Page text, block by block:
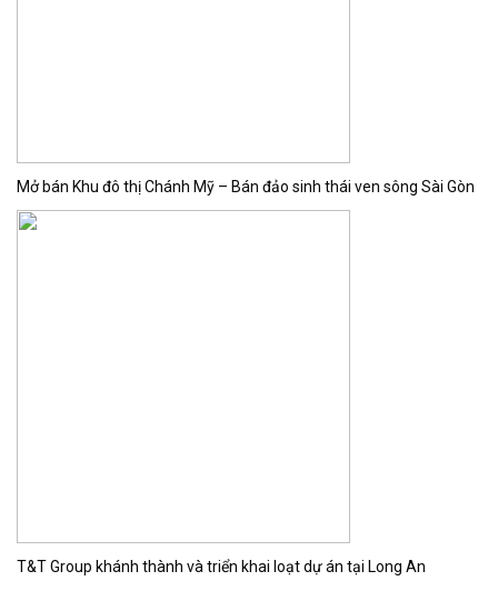
Mở bán Khu đô thị Chánh Mỹ – Bán đảo sinh thái ven sông Sài Gòn
T&T Group khánh thành và triển khai loạt dự án tại Long An